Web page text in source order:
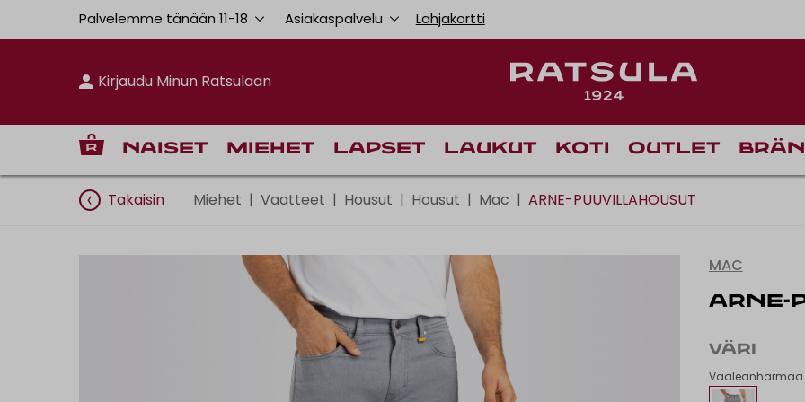
Palvelemme tänään 11-18 Asiakaspalvelu LahjakorttiIlmainen toimitus Manner-Suomeen yli 120 euron
Kirjaudu Minun Ratsulaan
Naiset Miehet Lapset Laukut Koti Outlet
Takaisin Miehet | Vaatteet | Housut | Housut | Mac | ARNE-PUUVILLAHOUSUT
MAC
ARNE-
VÄRI
Vaaleanharmaa